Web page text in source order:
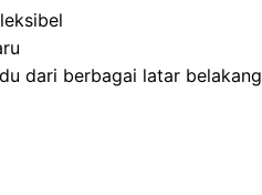
dari berbagai latar belakang